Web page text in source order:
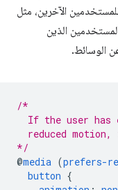
الآخرين، مثل
الذين
الوسائط.
/*
If the user has
reduced motion,
*/
@media (prefers-
button {